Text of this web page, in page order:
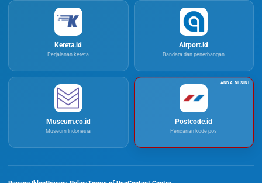
Kereta.id
Perjalanan kereta
Airport.id
Bandara dan penerbangan
Museum.co.id
Museum Indonesia
Postcode.id
Pencarian kode pos